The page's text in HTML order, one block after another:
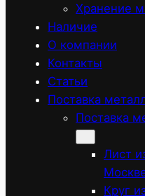
Хранение
Наличие
О компании
Контакты
Статьи
Поставка
Поставка
Лист
Круг